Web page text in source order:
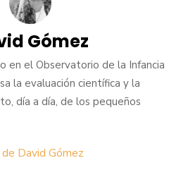
Gómez
en el Observatorio de la Infancia
la evaluación científica y la
día a día, de los pequeños
David Gómez